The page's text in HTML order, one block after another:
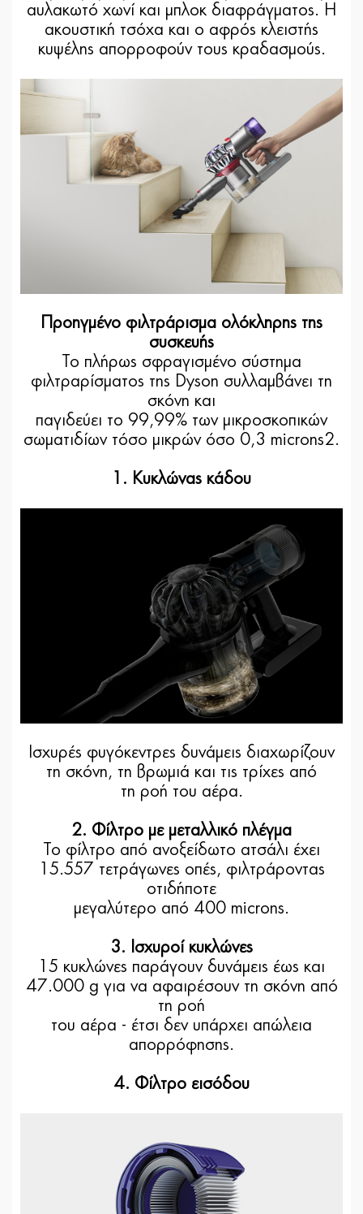
αυλακωτό χωνί και μπλοκ διαφράγματος. Η
ακουστική τσόχα και ο αφρός κλειστής
κυψέλης απορροφούν τους κραδασμούς.
Προηγμένο φιλτράρισμα ολόκληρης της
συσκευής
Το πλήρως σφραγισμένο σύστημα
φιλτραρίσματος της Dyson συλλαμβάνει τη
σκόνη και
παγιδεύει το 99,99% των μικροσκοπικών
σωματιδίων τόσο μικρών όσο 0,3 microns2.
1. Κυκλώνας κάδου
Ισχυρές φυγόκεντρες δυνάμεις διαχωρίζουν
τη σκόνη, τη βρωμιά και τις τρίχες από
τη ροή του αέρα.
2. Φίλτρο με μεταλλικό πλέγμα
Το φίλτρο από ανοξείδωτο ατσάλι έχει
15.557 τετράγωνες οπές, φιλτράροντας
οτιδήποτε
μεγαλύτερο από 400 microns.
3. Ισχυροί κυκλώνες
15 κυκλώνες παράγουν δυνάμεις έως και
47.000 g για να αφαιρέσουν τη σκόνη από
τη ροή
του αέρα - έτσι δεν υπάρχει απώλεια
απορρόφησης.
4. Φίλτρο εισόδου